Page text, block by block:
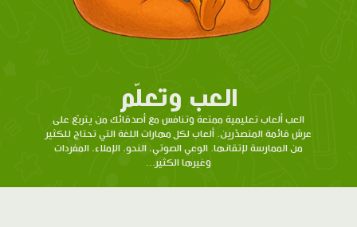
العب وتعلّم
العب ألعاب تعليمية ممتعة وتنافس مع أصدقائك من يتربّع على
عرش قائمة المتصدّرين. ألعاب لكل مهارات اللغة التي تحتاج للكثير
من الممارسة لإتقانها. الوعي الصوتي، النحو، الإملاء، المفردات
وغيرها الكثير...